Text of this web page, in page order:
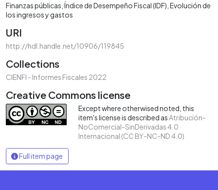
Finanzas públicas Índice de Desempeño Fiscal (IDF) Evolución de
los ingresos y gastos
URI
http://hdl.handle.net/10906/119845
Collections
CIENFI - Informes Fiscales 2022
Creative Commons license
Except where otherwised noted, this
item's license is described asAtribución-
NoComercial-SinDerivadas 4.0
Internacional (CC BY-NC-ND 4.0)
Full item page